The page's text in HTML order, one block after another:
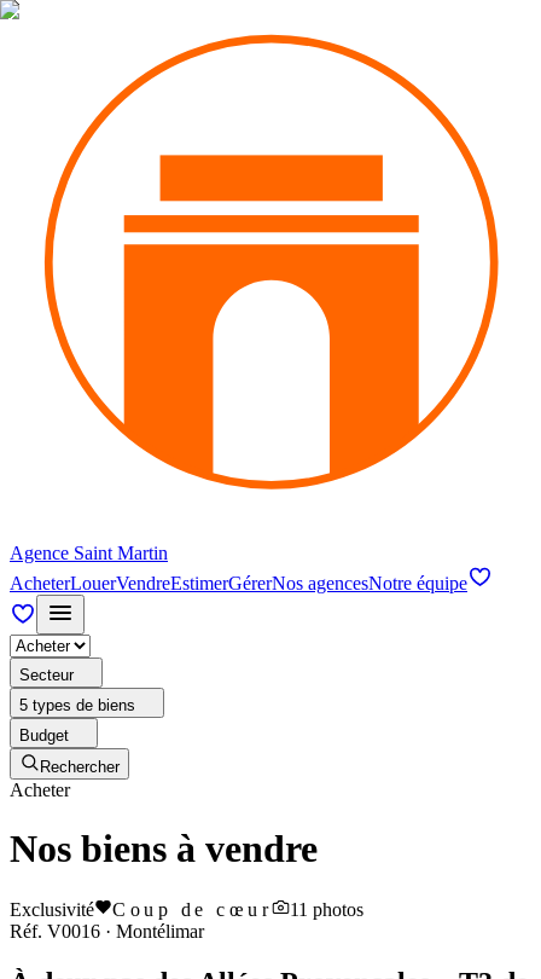
Agence Saint Martin
AcheterLouerVendreEstimerGérerNos agencesNotre équipe
Secteur
5 types de biens
Budget
Rechercher
Acheter
Nos biens à vendre
Exclusivité Coup de cœur 11 photos
Réf. V0016 · Montélimar